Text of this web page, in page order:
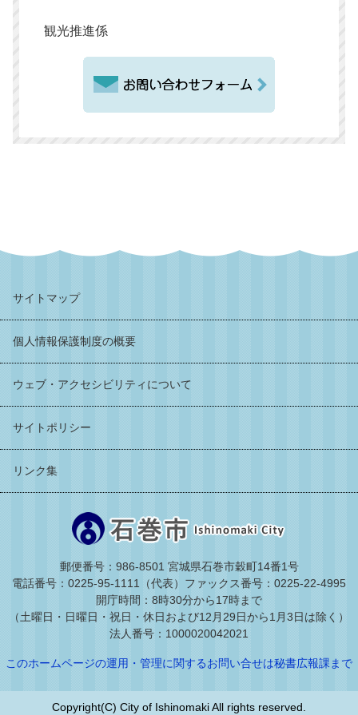
観光推進係
サイトマップ
個人情報保護制度の概要
ウェブ・アクセシビリティについて
サイトポリシー
リンク集
郵便番号：986-8501 宮城県石巻市穀町14番1号
電話番号：0225-95-1111（代表） ファックス番号：0225-22-4995
開庁時間：8時30分から17時まで
（土曜日・日曜日・祝日・休日および12月29日から1月3日は除く）
法人番号：1000020042021
このホームページの運用・管理に関するお問い合せは秘書広報課まで
Copyright(C) City of Ishinomaki All rights reserved.